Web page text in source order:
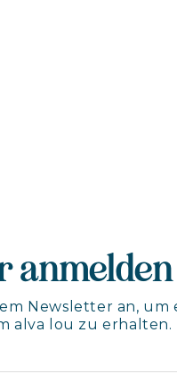
anmelden
Newsletter an,
alva lou zu erhalten.